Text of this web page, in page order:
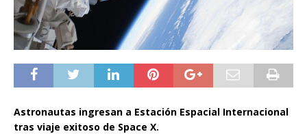
Astronautas ingresan a Estación Espacial Internacional
tras viaje exitoso de Space X.